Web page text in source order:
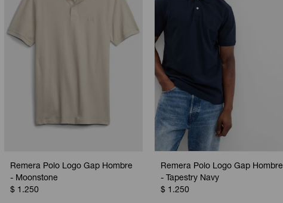
Remera Polo Logo Gap Hombre
- Moonstone
$ 1.250
Remera Polo Logo Gap Hombre
- Tapestry Navy
$ 1.250